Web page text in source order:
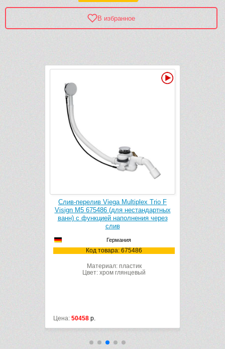
В избранное
Слив-перелив Viega Multiplex Trio F
Visign M5 675486 (для нестандартных
ванн) с функцией наполнения через
слив
Германия
Код товара: 675486
Материал: пластик
Цвет: хром глянцевый
Цена: 50458 р.
-1 760 руб.